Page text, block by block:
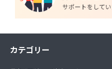
カテゴリー